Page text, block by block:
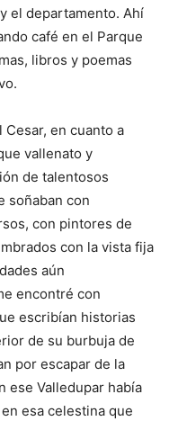
el departamento. Ahí
café en el Parque
libros y poemas
en cuanto a
vallenato y
de talentosos
soñaban con
con pintores de
con la vista fija
aún
encontré con
escribían historias
de su burbuja de
por escapar de la
ese Valledupar había
esa celestina que